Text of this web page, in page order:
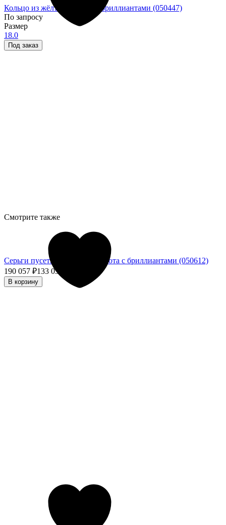
Кольцо из жёлтого золота с бриллиантами (050447)
По запросу
Размер
18.0
Под заказ
Серьги пусеты из жёлтого золота с бриллиантами (050612)
190 057 ₽133 039,90
В корзину
Смотрите также